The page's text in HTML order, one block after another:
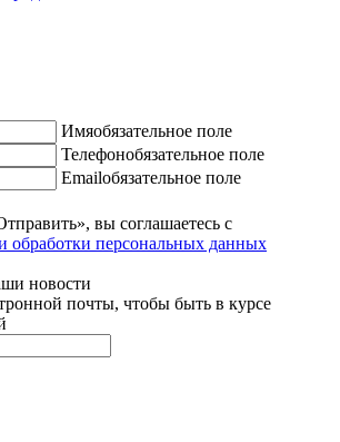
Имяобязательное поле
Телефонобязательное поле
Emailобязательное поле
вы соглашаетесь с
обработки персональных данных
новости
почты, чтобы быть в курсе